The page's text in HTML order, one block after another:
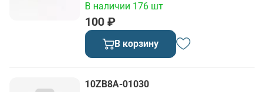
100 ₽
В наличии 176 шт
В корзину
10ZB8A-01030